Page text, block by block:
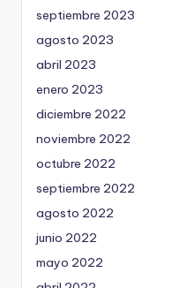
septiembre 2023
agosto 2023
abril 2023
enero 2023
diciembre 2022
noviembre 2022
octubre 2022
septiembre 2022
agosto 2022
junio 2022
mayo 2022